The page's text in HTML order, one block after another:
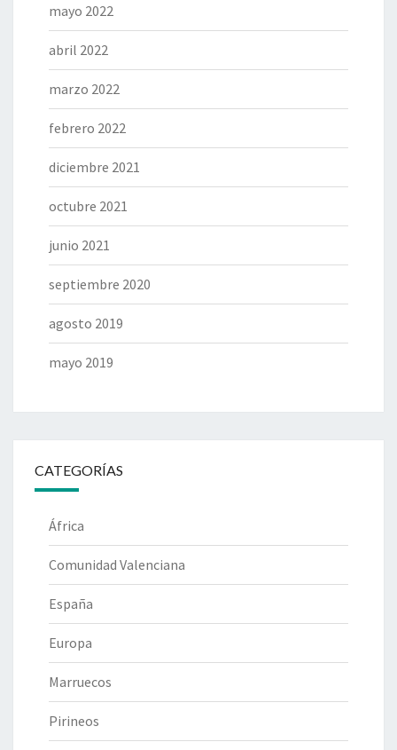
mayo 2022
abril 2022
marzo 2022
febrero 2022
diciembre 2021
octubre 2021
junio 2021
septiembre 2020
agosto 2019
mayo 2019
CATEGORÍAS
África
Comunidad Valenciana
España
Europa
Marruecos
Pirineos